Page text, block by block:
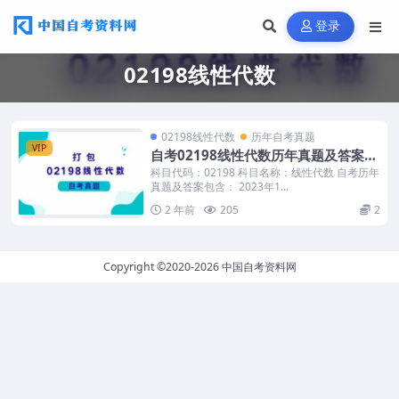
登录
02198线性代数
VIP
02198线性代数 历年自考真题
自考02198线性代数历年真题及答案打
包
科目代码：02198 科目名称：线性代数 自考历年
真题及答案包含： 2023年1...
2 年前
205 2
Copyright ©2020-2026中国自考资料网